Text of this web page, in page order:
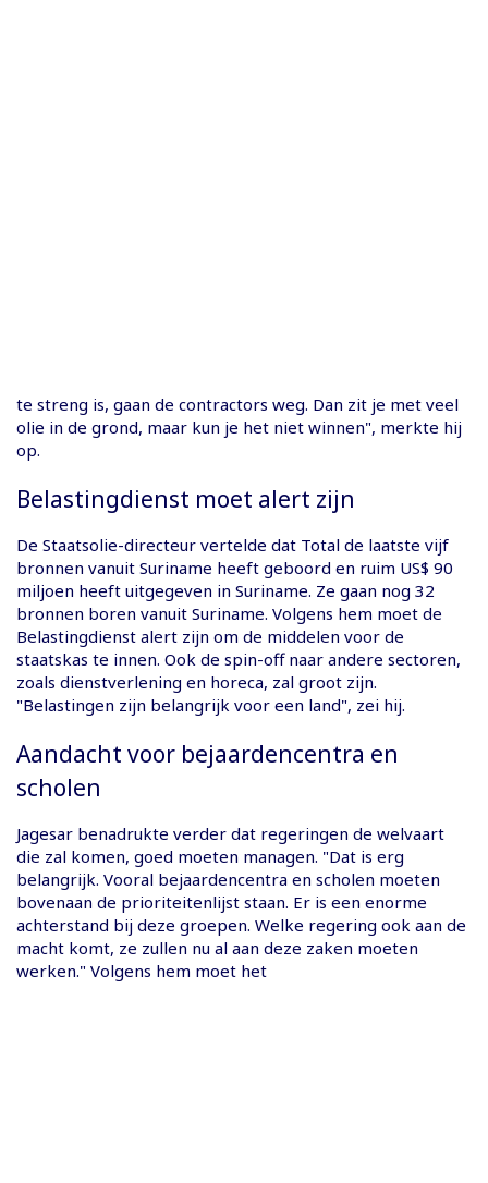
te streng is, gaan de contractors weg. Dan zit je met veel
olie in de grond, maar kun je het niet winnen", merkte hij
op.
Belastingdienst moet alert zijn
De Staatsolie-directeur vertelde dat Total de laatste vijf
bronnen vanuit Suriname heeft geboord en ruim US$ 90
miljoen heeft uitgegeven in Suriname. Ze gaan nog 32
bronnen boren vanuit Suriname. Volgens hem moet de
Belastingdienst alert zijn om de middelen voor de
staatskas te innen. Ook de spin-off naar andere sectoren,
zoals dienstverlening en horeca, zal groot zijn.
"Belastingen zijn belangrijk voor een land", zei hij.
Aandacht voor bejaardencentra en
scholen
Jagesar benadrukte verder dat regeringen de welvaart
die zal komen, goed moeten managen. "Dat is erg
belangrijk. Vooral bejaardencentra en scholen moeten
bovenaan de prioriteitenlijst staan. Er is een enorme
achterstand bij deze groepen. Welke regering ook aan de
macht komt, ze zullen nu al aan deze zaken moeten
werken." Volgens hem moet het